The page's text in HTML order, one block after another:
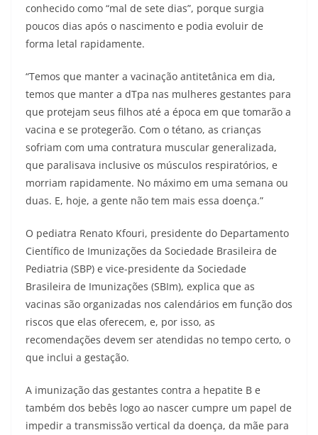
conhecido como “mal de sete dias”, porque surgia
poucos dias após o nascimento e podia evoluir de
forma letal rapidamente.
“Temos que manter a vacinação antitetânica em dia,
temos que manter a dTpa nas mulheres gestantes para
que protejam seus filhos até a época em que tomarão a
vacina e se protegerão. Com o tétano, as crianças
sofriam com uma contratura muscular generalizada,
que paralisava inclusive os músculos respiratórios, e
morriam rapidamente. No máximo em uma semana ou
duas. E, hoje, a gente não tem mais essa doença.”
O pediatra Renato Kfouri, presidente do Departamento
Científico de Imunizações da Sociedade Brasileira de
Pediatria (SBP) e vice-presidente da Sociedade
Brasileira de Imunizações (SBIm), explica que as
vacinas são organizadas nos calendários em função dos
riscos que elas oferecem, e, por isso, as
recomendações devem ser atendidas no tempo certo, o
que inclui a gestação.
A imunização das gestantes contra a hepatite B e
também dos bebês logo ao nascer cumpre um papel de
impedir a transmissão vertical da doença, da mãe para